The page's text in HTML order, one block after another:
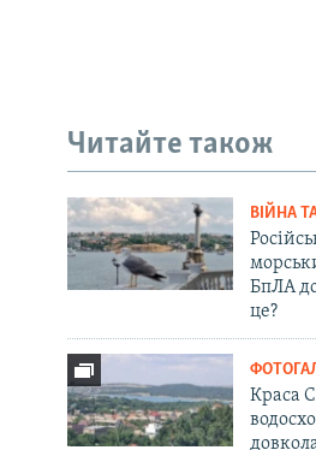
Читайте також
ВІЙНА
БпЛА
це?
Краса